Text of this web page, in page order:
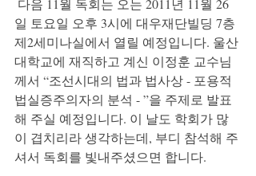
일 토요일 오후 3시에 대우재단빌딩 7층
제2세미나실에서 열릴 예정입니다. 울산
대학교에 재직하고 계신 이정훈 교수님
께서 “조선시대의 법과 법사상 - 포용적
법실증주의자의 분석 - ”을 주제로 발표
해 주실 예정입니다. 이 날도 학회가 많
이 겹치리라 생각하는데, 부디 참석해 주
셔서 독회를 빛내주셨으면 합니다.